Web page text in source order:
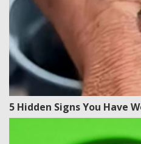
5 Hidden Signs You Have